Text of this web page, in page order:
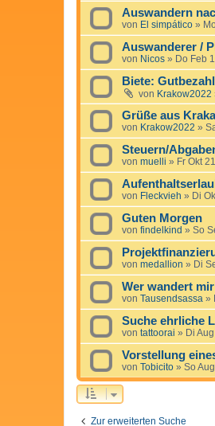
Auswandern
von El simpático »
Auswanderer /
von Nicos » Do Feb
Biete:
von Krakow2022
Grüße aus
von Krakow2022 »
Steuern/
von muelli » Fr Okt
von Fleckvieh » Di
Guten Morgen
von findelkind » So
von medallion » Di
Wer wandert
von Tausendsassa »
Suche ehrliche
von tattoorai » Di
Vorstellung
von Tobicito » So
Zur erweiterten Suche